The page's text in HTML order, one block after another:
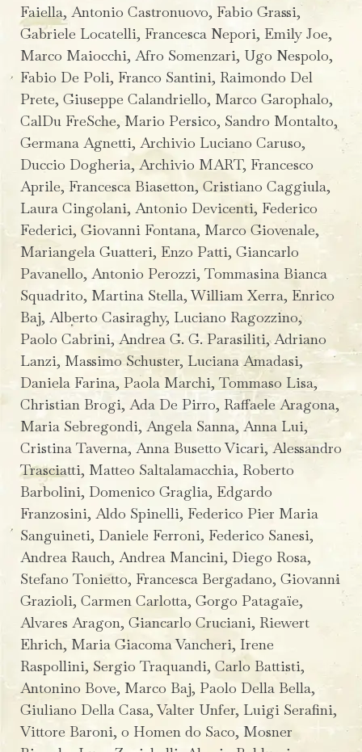
Faiella, Antonio Castronuovo, Fabio Grassi,
Gabriele Locatelli, Francesca Nepori, Emily Joe,
Marco Maiocchi, Afro Somenzari, Ugo Nespolo,
Fabio De Poli, Franco Santini, Raimondo Del
Prete, Giuseppe Calandriello, Marco Garophalo,
CalDu FreSche, Mario Persico, Sandro Montalto,
Germana Agnetti, Archivio Luciano Caruso,
Duccio Dogheria, Archivio MART, Francesco
Aprile, Francesca Biasetton, Cristiano Caggiula,
Laura Cingolani, Antonio Devicenti, Federico
Federici, Giovanni Fontana, Marco Giovenale,
Mariangela Guatteri, Enzo Patti, Giancarlo
Pavanello, Antonio Perozzi, Tommasina Bianca
Squadrito, Martina Stella, William Xerra, Enrico
Baj, Alberto Casiraghy, Luciano Ragozzino,
Paolo Cabrini, Andrea G. G. Parasiliti, Adriano
Lanzi, Massimo Schuster, Luciana Amadasi,
Daniela Farina, Paola Marchi, Tommaso Lisa,
Christian Brogi, Ada De Pirro, Raffaele Aragona,
Maria Sebregondi, Angela Sanna, Anna Lui,
Cristina Taverna, Anna Busetto Vicari, Alessandro
Trasciatti, Matteo Saltalamacchia, Roberto
Barbolini, Domenico Graglia, Edgardo
Franzosini, Aldo Spinelli, Federico Pier Maria
Sanguineti, Daniele Ferroni, Federico Sanesi,
Andrea Rauch, Andrea Mancini, Diego Rosa,
Stefano Tonietto, Francesca Bergadano, Giovanni
Grazioli, Carmen Carlotta, Gorgo Patagaïe,
Alvares Aragon, Giancarlo Cruciani, Riewert
Ehrich, Maria Giacoma Vancheri, Irene
Raspollini, Sergio Traquandi, Carlo Battisti,
Antonino Bove, Marco Baj, Paolo Della Bella,
Giuliano Della Casa, Valter Unfer, Luigi Serafini,
Vittore Baroni, o Homen do Saco, Mosner